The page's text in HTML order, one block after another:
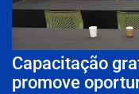
Capacitação
promove